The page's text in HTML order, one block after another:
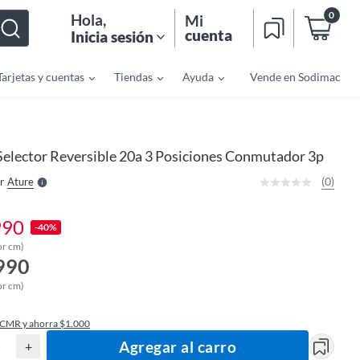
Hola,
Inicia sesión
Mi
cuenta
0
y cuentas Tiendas Ayuda Vende en Sodimac
Reversible 20a 3 Posiciones Conmutador 3p
AtureS
l
l
(0)
-40%
cm)
cm)
y ahorra $1.000
+ Agregar al carro